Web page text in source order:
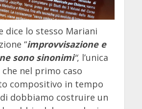
dice lo stesso Mariani
“improvvisazione e
sono sinonimi“, l’unica
nel primo caso
compositivo in tempo
dobbiamo costruire un